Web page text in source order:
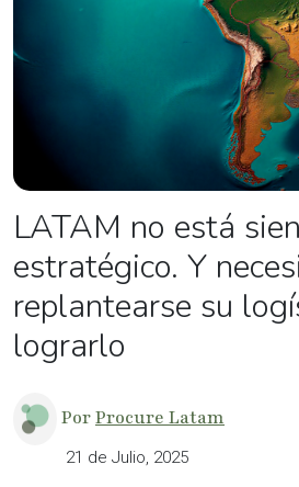
LATAM no está
estratégico. Y
replantearse su
lograrlo
PorProcure Latam
21 de Julio, 2025